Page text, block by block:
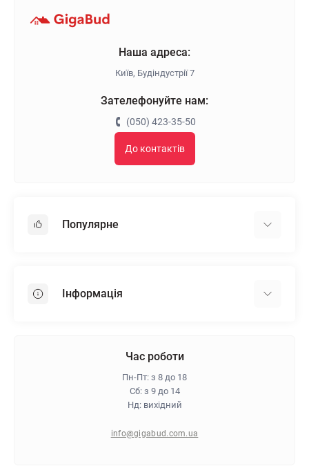
Наша адреса:
Київ, Будіндустрії 7
Зателефонуйте нам:
(050) 423-35-50
До контактів
Популярне
Пінопласт
Інформація
Гарантія та повернення
Політика конфіденційності
Час роботи
Пн-Пт: з 8 до 18
Сб: з 9 до 14
Нд: вихідний
info@gigabud.com.ua